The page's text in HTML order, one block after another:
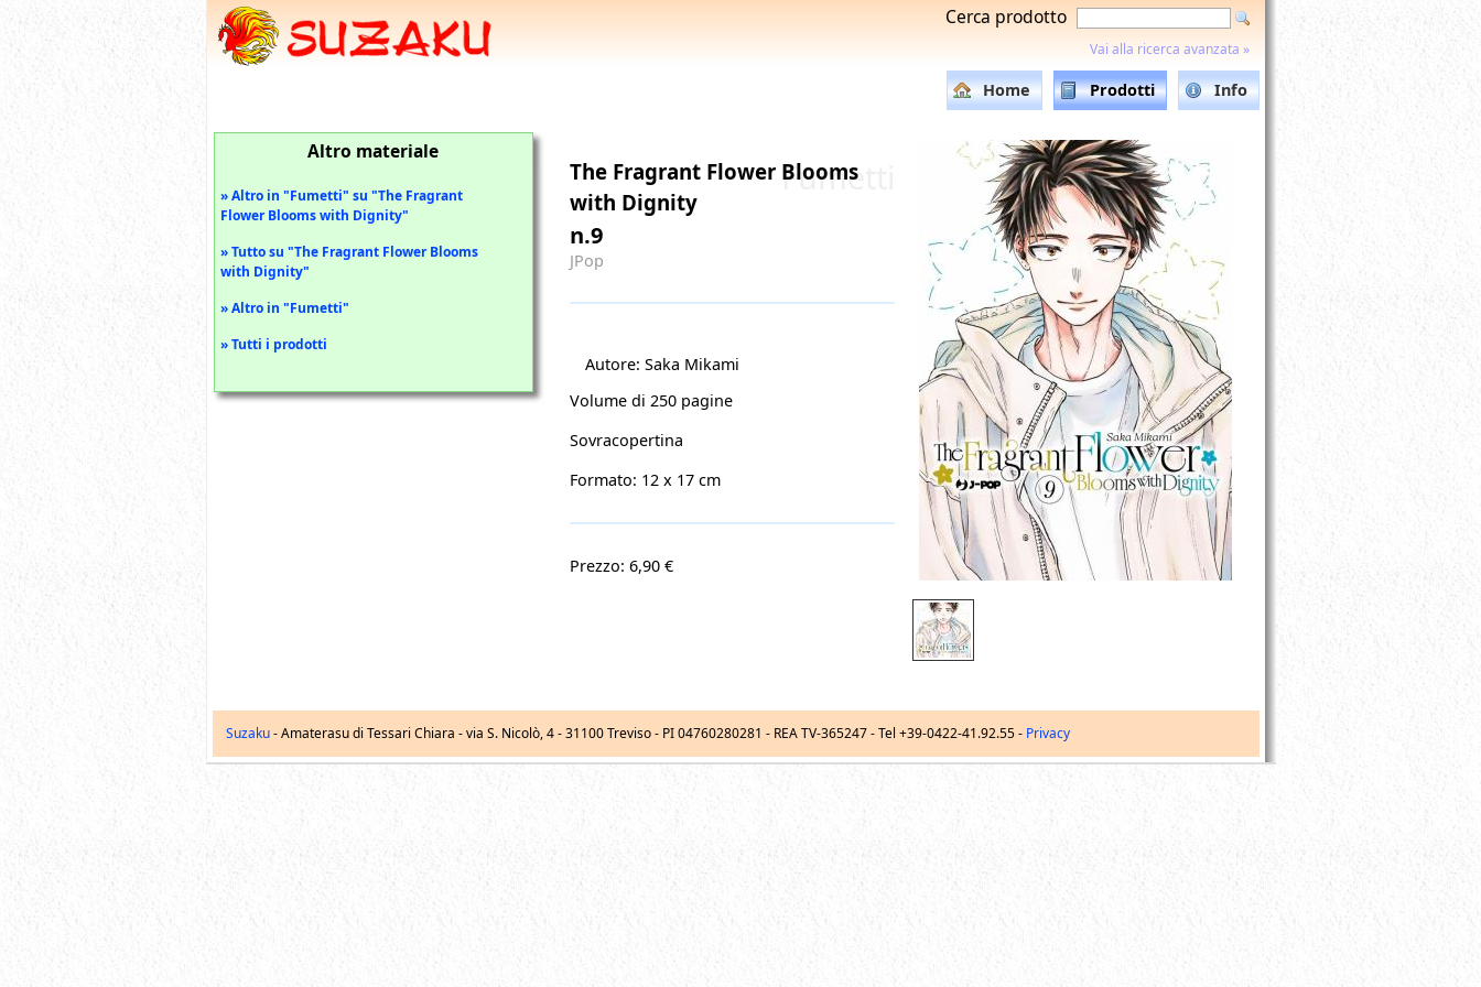
Cerca prodotto
Vai alla ricerca avanzata »
Home Prodotti Info
Fumetti
The Fragrant Flower Blooms
with Dignity
n.9
JPop
Autore: Saka Mikami
Volume di 250 pagine
Sovracopertina
Formato: 12 x 17 cm
Prezzo: 6,90 €
Altro materiale
» Altro in "Fumetti" su "The Fragrant
Flower Blooms with Dignity"
» Tutto su "The Fragrant Flower Blooms
with Dignity"
» Altro in "Fumetti"
» Tutti i prodotti
Suzaku- Amaterasu di Tessari Chiara -via S. Nicolò, 4-31100 Treviso - PI 04760280281 - REA TV-365247 -Tel +39-0422-41.92.55- Privacy